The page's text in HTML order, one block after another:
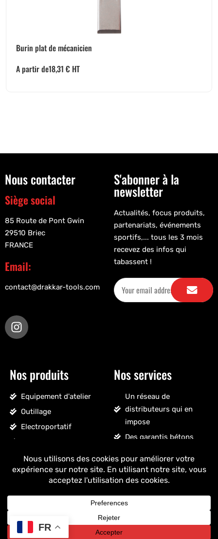
Burin plat de mécanicien
A partir de18,31 € HT
Nous contacter
Siège social
85 Route de Pont Gwin
29510 Briec
FRANCE
Email:
contact@drakkar-tools.com
S'abonner à la
newsletter
Actualités, focus produits,
partenariats, événements
sportifs,... tous les 3 mois
recevez des infos qui
tabassent !
Nos produits
Equipement d'atelier
Outillage
Electroportatif
Accessoires véhicules
Nettoyage, droguerie
Voir tous les produits
Nos services
Un réseau de
distributeurs qui en
impose
Des garantis bétons
Un stock massif
Un ancrage français
+ de 25 ans
FR